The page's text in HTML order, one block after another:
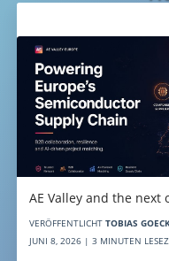
AE Valley and the
VERÖFFENTLICHT TOBIAS
JUNI 8, 2026 | 3 MINUTEN